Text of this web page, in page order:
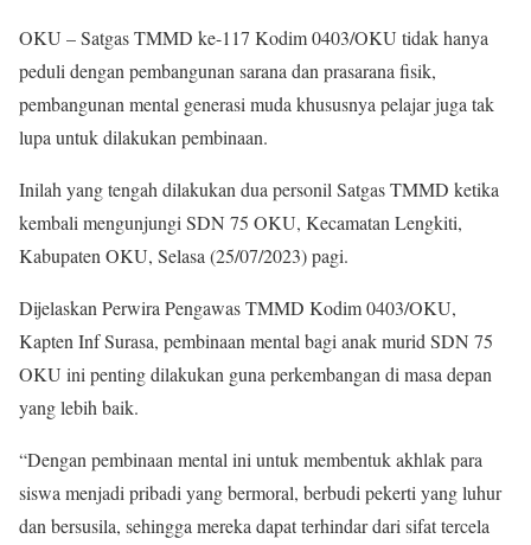
OKU – Satgas TMMD ke-117 Kodim 0403/OKU tidak hanya
peduli dengan pembangunan sarana dan prasarana fisik,
pembangunan mental generasi muda khususnya pelajar juga tak
lupa untuk dilakukan pembinaan.
Inilah yang tengah dilakukan dua personil Satgas TMMD ketika
kembali mengunjungi SDN 75 OKU, Kecamatan Lengkiti,
Kabupaten OKU, Selasa (25/07/2023) pagi.
Dijelaskan Perwira Pengawas TMMD Kodim 0403/OKU,
Kapten Inf Surasa, pembinaan mental bagi anak murid SDN 75
OKU ini penting dilakukan guna perkembangan di masa depan
yang lebih baik.
“Dengan pembinaan mental ini untuk membentuk akhlak para
siswa menjadi pribadi yang bermoral, berbudi pekerti yang luhur
dan bersusila, sehingga mereka dapat terhindar dari sifat tercela